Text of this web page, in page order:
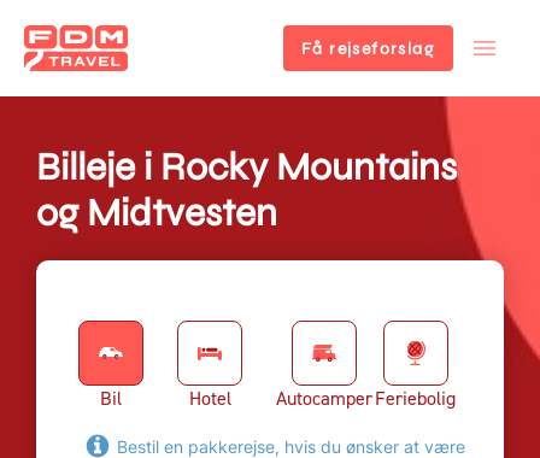
hovedindhold
Få rejseforslag
Billeje i Rocky Mountains
og Midtvesten
Bil Hotel AutocamperFeriebolig
Bestil en pakkerejse, hvis du ønsker at være